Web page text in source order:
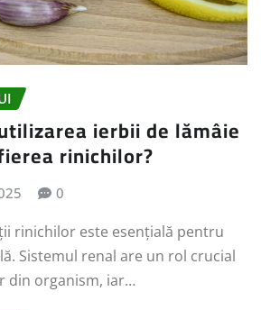
ierbii de lămâie
rinichilor?
0
rinichilor este esențială pentru
Sistemul renal are un rol crucial
din organism, iar…